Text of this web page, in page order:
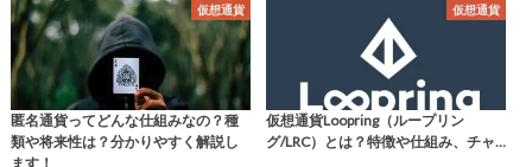
仮想通貨
匿名通貨ってどんな仕組みなの？種
類や将来性は？分かりやすく解説し
ます！
仮想通貨
仮想通貨Loopring（ループリン
グ/LRC）とは？特徴や仕組み、チャ…